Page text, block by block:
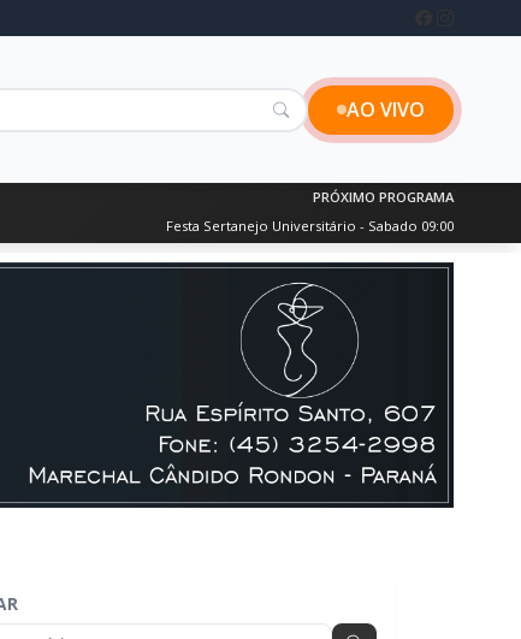
AO VIVO
PRÓXIMO PROGRAMA
Festa Sertanejo Universitário - Sabado 09:00